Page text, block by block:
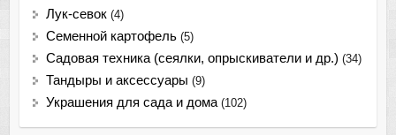
Лук-севок (4)
Семенной картофель (5)
Садовая техника (сеялки, опрыскиватели и др.) (34)
Тандыры и аксессуары (9)
Украшения для сада и дома (102)